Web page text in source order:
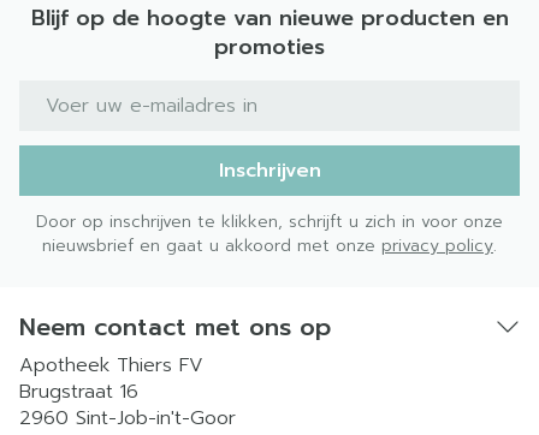
Blijf op de hoogte van nieuwe producten en
promoties
E-mail adres
Inschrijven
Door op inschrijven te klikken, schrijft u zich in voor onze
nieuwsbrief en gaat u akkoord met onze privacy policy.
Neem contact met ons op
Apotheek Thiers FV
Brugstraat 16
2960 Sint-Job-in't-Goor